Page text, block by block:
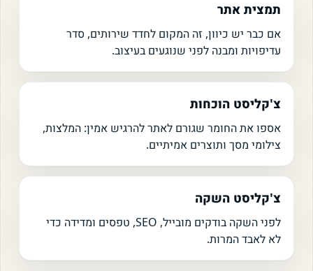
תמצית אתר
אם כבר יש כיוון, זה המקום לחדד שירותים, סדר
עדיפויות ומבנה לפני שנוגעים בעיצוב.
צ'קליסט הוכחות
אספו את החומר שגורם לאתר להרגיש אמין: המלצות,
צילומי מסך ותוצרים אמיתיים.
צ'קליסט השקה
לפני השקה בודקים מובייל, SEO, טפסים ומדידה כדי
לא לאבד המרות.